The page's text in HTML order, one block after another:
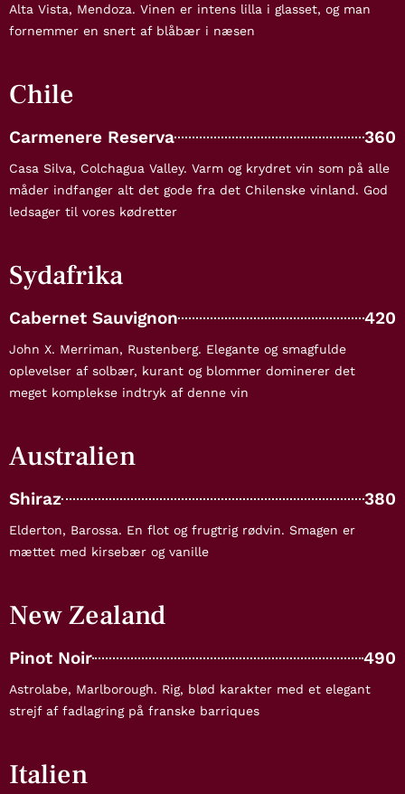
Alta Vista, Mendoza. Vinen er intens lilla i glasset, og man
fornemmer en snert af blåbær i næsen
Chile
Carmenere Reserva 360
Casa Silva, Colchagua Valley. Varm og krydret vin som på alle
måder indfanger alt det gode fra det Chilenske vinland. God
ledsager til vores kødretter
Sydafrika
Cabernet Sauvignon 420
John X. Merriman, Rustenberg. Elegante og smagfulde
oplevelser af solbær, kurant og blommer dominerer det
meget komplekse indtryk af denne vin
Australien
Shiraz 380
Elderton, Barossa. En flot og frugtrig rødvin. Smagen er
mættet med kirsebær og vanille
New Zealand
Pinot Noir 490
Astrolabe, Marlborough. Rig, blød karakter med et elegant
strejf af fadlagring på franske barriques
Italien